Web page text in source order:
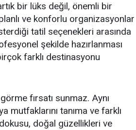
bir lüks değil, önemli bir
ve konforlu organizasyonlar
tatil seçenekleri arasında
şekilde hazırlanması
farklı destinasyonu
fırsatı sunmaz. Aynı
mutfaklarını tanıma ve farklı
doğal güzellikleri ve